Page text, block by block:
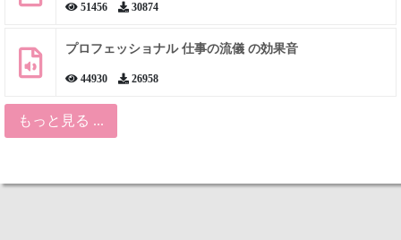
51456 30874
プロフェッショナル 仕事の流儀 の効果音
44930 26958
もっと見る ...